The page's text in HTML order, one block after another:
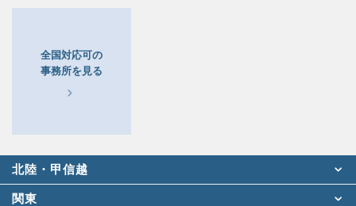
全国対応可の
事務所を見る
北陸・甲信越
関東